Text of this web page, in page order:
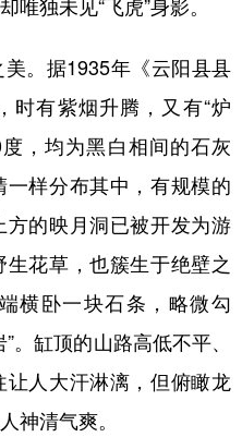
。据1935年《云阳县县
时有紫烟升腾，又有“炉
，均为黑白相间的石灰
样分布其中，有规模的
的映月洞已被开发为游
花草，也簇生于绝壁之
横卧一块石条，略微勾
。缸顶的山路高低不平、
人大汗淋漓，但俯瞰龙
神清气爽。